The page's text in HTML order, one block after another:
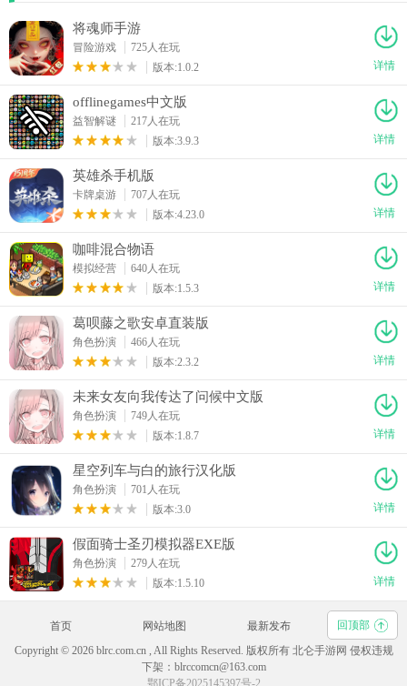
将魂师手游
冒险游戏
725人在玩
版本:1.0.2
详情
offlinegames中文版
益智解谜
217人在玩
版本:3.9.3
详情
英雄杀手机版
卡牌桌游
707人在玩
版本:4.23.0
详情
咖啡混合物语
模拟经营
640人在玩
版本:1.5.3
详情
葛呗藤之歌安卓直装版
角色扮演
466人在玩
版本:2.3.2
详情
未来女友向我传达了问候中文版
角色扮演
749人在玩
版本:1.8.7
详情
星空列车与白的旅行汉化版
角色扮演
701人在玩
版本:3.0
详情
假面骑士圣刃模拟器EXE版
角色扮演
279人在玩
版本:1.5.10
详情
首页 网站地图 最新发布
回顶部
Copyright © 2026 blrc.com.cn , All Rights Reserved. 版权所有 北仑手游网 侵权违规
下架：blrccomcn@163.com
鄂ICP备2025145397号-2